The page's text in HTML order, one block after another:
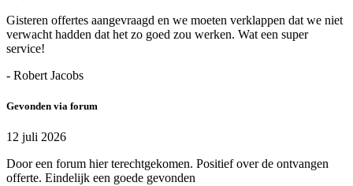
Gisteren offertes aangevraagd en we moeten verklappen dat we niet
verwacht hadden dat het zo goed zou werken. Wat een super
service!
- Robert Jacobs
Gevonden via forum
12 juli 2026
Door een forum hier terechtgekomen. Positief over de ontvangen
offerte. Eindelijk een goede gevonden